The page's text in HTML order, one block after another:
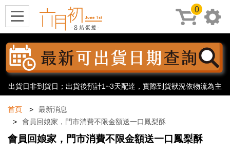
出貨日非到貨日；出貨後預計1~3天配達，實際到貨狀況依物流為主
首頁
最新消息
會員回娘家，門市消費不限金額送一口鳳梨酥
會員回娘家，門市消費不限金額送一口鳳梨酥
0